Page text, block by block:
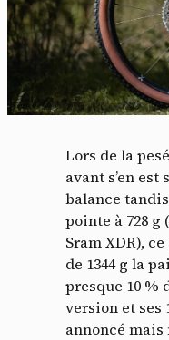
Lors de la
avant s’en est
balance
pointe à 728
Sram XDR),
de 1344 g la
presque 10 %
version et ses
annoncé mais